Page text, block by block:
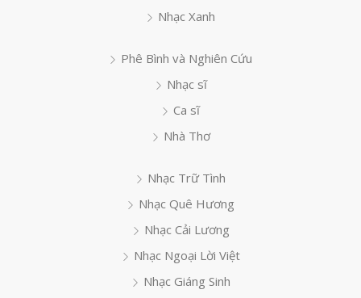
Nhạc Xanh
Phê Bình và Nghiên Cứu
Nhạc sĩ
Ca sĩ
Nhà Thơ
Nhạc Trữ Tình
Nhạc Quê Hương
Nhạc Cải Lương
Nhạc Ngoại Lời Việt
Nhạc Giáng Sinh